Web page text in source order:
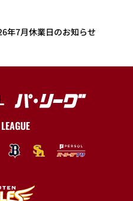
年7月休業日のお知らせ